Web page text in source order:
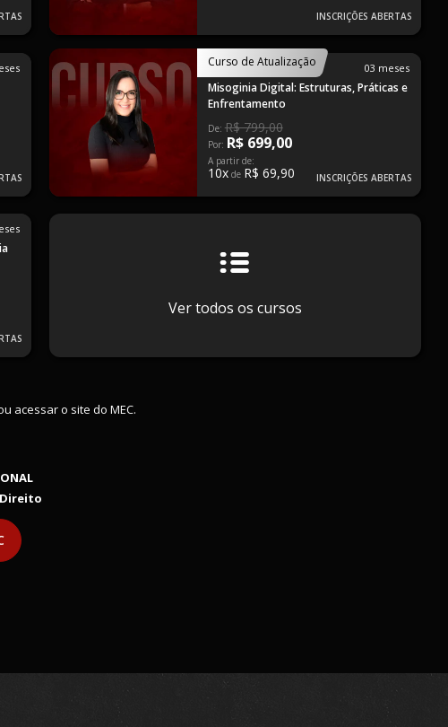
INSCRIÇÕES ABERTAS
Curso de Atualização 03 meses
Misoginia Digital: Estruturas, Práticas e
Enfrentamento
De: R$ 799,00
Por: R$ 699,00
A partir de:
10xde R$ 69,90 INSCRIÇÕES ABERTAS
Ver todos os cursos
acessar o site do MEC.